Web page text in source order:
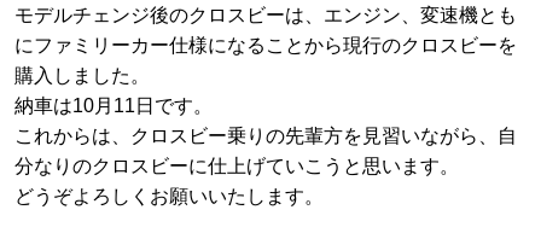
モデルチェンジ後のクロスビーは、エンジン、変速機とも
にファミリーカー仕様になることから現行のクロスビーを
購入しました。
納車は10月11日です。
これからは、クロスビー乗りの先輩方を見習いながら、自
分なりのクロスビーに仕上げていこうと思います。
どうぞよろしくお願いいたします。